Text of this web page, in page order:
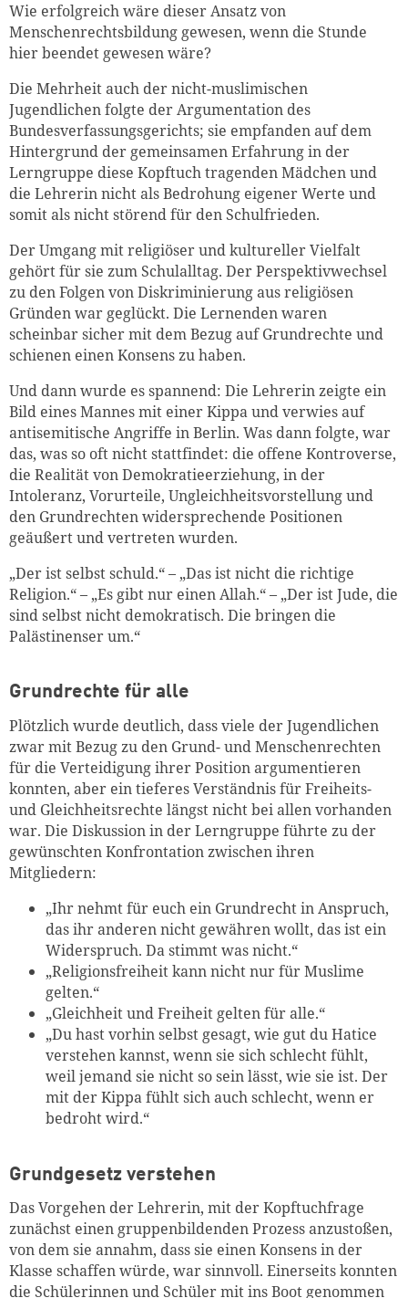
Wie erfolgreich wäre dieser Ansatz von
Menschenrechtsbildung gewesen, wenn die Stunde
hier beendet gewesen wäre?
Die Mehrheit auch der nicht-muslimischen
Jugendlichen folgte der Argumentation des
Bundesverfassungsgerichts; sie empfanden auf dem
Hintergrund der gemeinsamen Erfahrung in der
Lerngruppe diese Kopftuch tragenden Mädchen und
die Lehrerin nicht als Bedrohung eigener Werte und
somit als nicht störend für den Schulfrieden.
Der Umgang mit religiöser und kultureller Vielfalt
gehört für sie zum Schulalltag. Der Perspektivwechsel
zu den Folgen von Diskriminierung aus religiösen
Gründen war geglückt. Die Lernenden waren
scheinbar sicher mit dem Bezug auf Grundrechte und
schienen einen Konsens zu haben.
Und dann wurde es spannend: Die Lehrerin zeigte ein
Bild eines Mannes mit einer Kippa und verwies auf
antisemitische Angriffe in Berlin. Was dann folgte, war
das, was so oft nicht stattfindet: die offene Kontroverse,
die Realität von Demokratieerziehung, in der
Intoleranz, Vorurteile, Ungleichheitsvorstellung und
den Grundrechten widersprechende Positionen
geäußert und vertreten wurden.
„Der ist selbst schuld.“ – „Das ist nicht die richtige
Religion.“ – „Es gibt nur einen Allah.“ – „Der ist Jude, die
sind selbst nicht demokratisch. Die bringen die
Palästinenser um.“
Grundrechte für alle
Plötzlich wurde deutlich, dass viele der Jugendlichen
zwar mit Bezug zu den Grund- und Menschenrechten
für die Verteidigung ihrer Position argumentieren
konnten, aber ein tieferes Verständnis für Freiheits-
und Gleichheitsrechte längst nicht bei allen vorhanden
war. Die Diskussion in der Lerngruppe führte zu der
gewünschten Konfrontation zwischen ihren
Mitgliedern:
„Ihr nehmt für euch ein Grundrecht in Anspruch,
das ihr anderen nicht gewähren wollt, das ist ein
Widerspruch. Da stimmt was nicht.“
„Religionsfreiheit kann nicht nur für Muslime
gelten.“
„Gleichheit und Freiheit gelten für alle.“
„Du hast vorhin selbst gesagt, wie gut du Hatice
verstehen kannst, wenn sie sich schlecht fühlt,
weil jemand sie nicht so sein lässt, wie sie ist. Der
mit der Kippa fühlt sich auch schlecht, wenn er
bedroht wird.“
Grundgesetz verstehen
Das Vorgehen der Lehrerin, mit der Kopftuchfrage
zunächst einen gruppenbildenden Prozess anzustoßen,
von dem sie annahm, dass sie einen Konsens in der
Klasse schaffen würde, war sinnvoll. Einerseits konnten
die Schülerinnen und Schüler mit ins Boot genommen